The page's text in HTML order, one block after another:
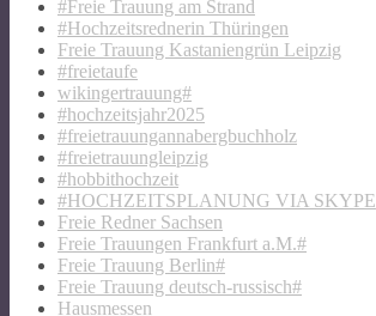
#Freie Trauung am Strand
#Hochzeitsrednerin Thüringen
Freie Trauung Kastaniengrün Leipzig
#freietaufe
wikingertrauung#
#hochzeitsjahr2025
#freietrauungannabergbuchholz
#freietrauungleipzig
#hobbithochzeit
#HOCHZEITSPLANUNG VIA SKYPE
Freie Redner Sachsen
Freie Trauungen Frankfurt a.M.#
Freie Trauung Berlin#
Freie Trauung deutsch-russisch#
Hausmessen